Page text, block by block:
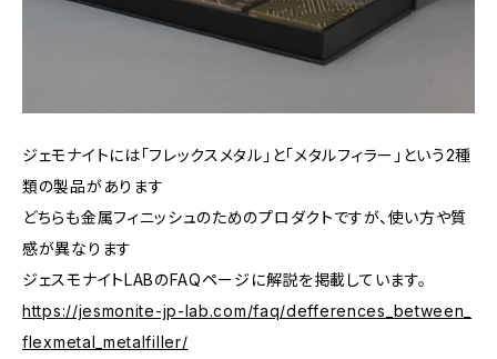
ジェモナイトには「フレックスメタル」と「メタルフィラー」という2種
類の製品があります
どちらも金属フィニッシュのためのプロダクトですが、使い方や質
感が異なります
ジェスモナイトLABのFAQページに解説を掲載しています。
https://jesmonite-jp-lab.com/faq/defferences_between_
flexmetal_metalfiller/